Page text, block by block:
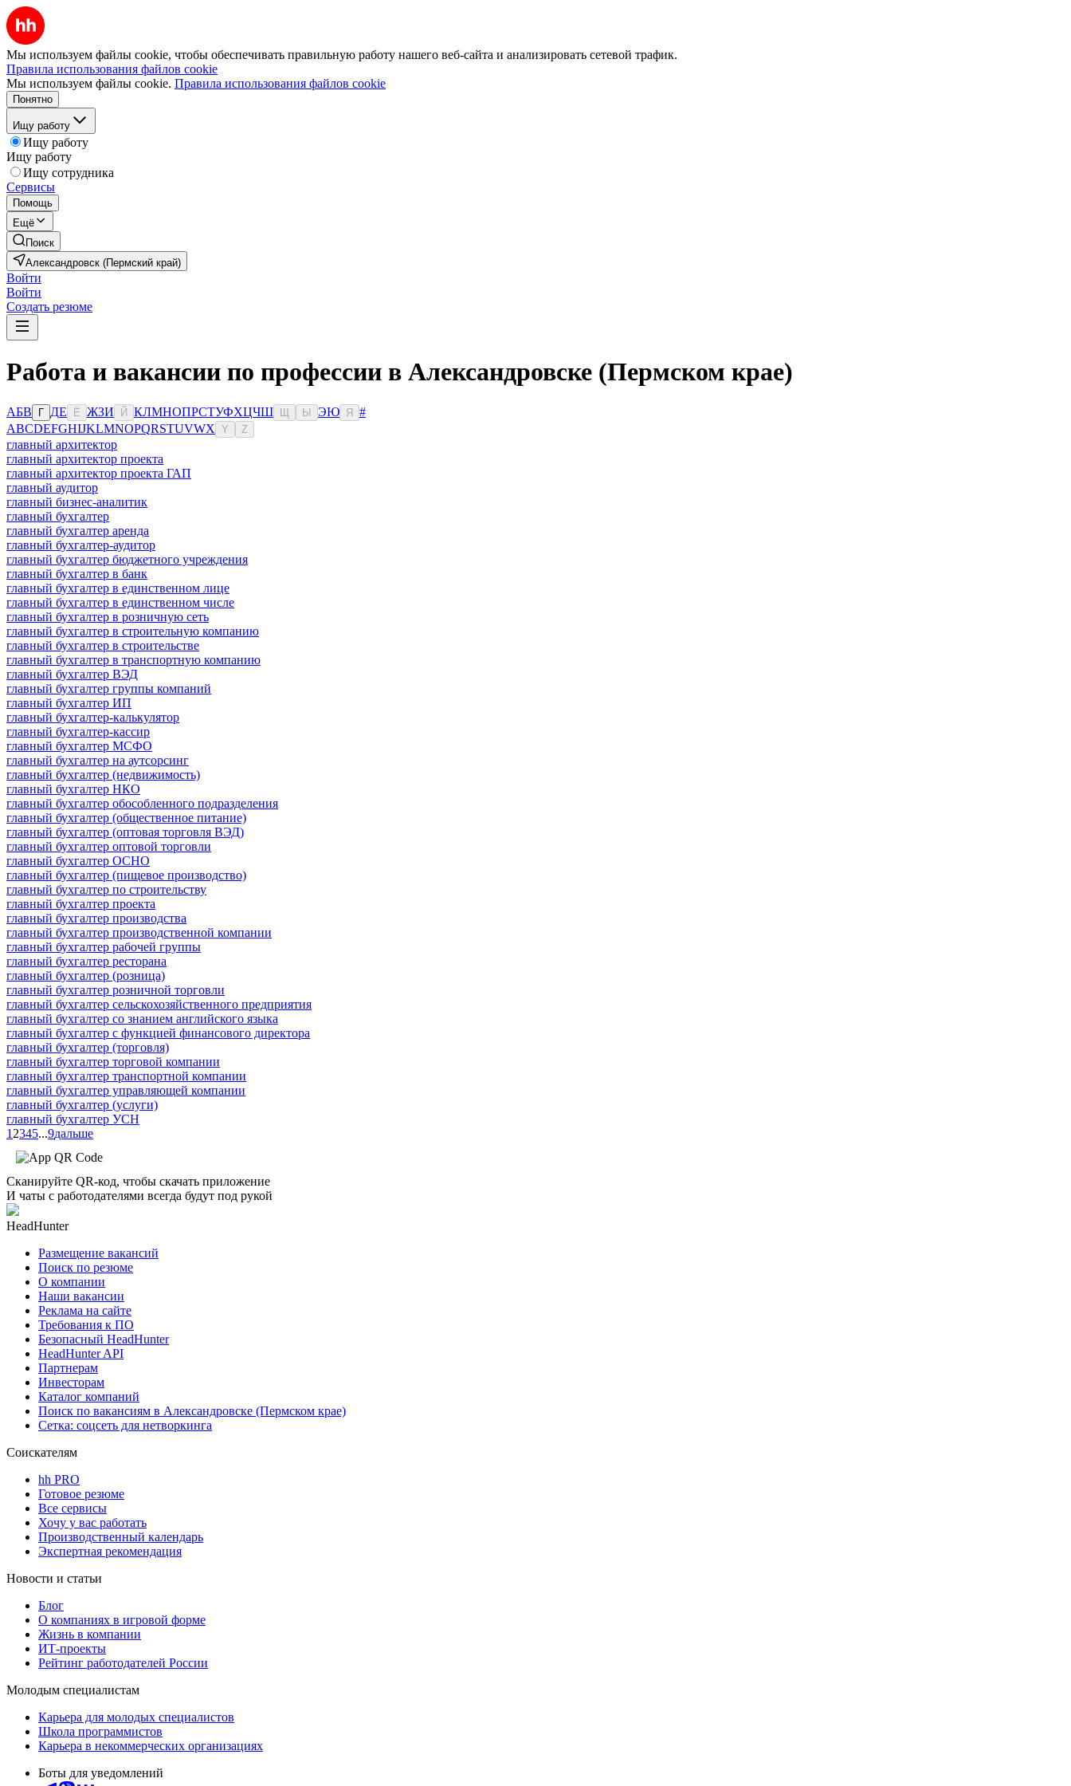
Мы используем файлы cookie, чтобы обеспечивать правильную работу нашего веб-сайта и анализировать сетевой трафик.
Правила использования файлов cookie
Мы используем файлы cookie. Правила использования файлов cookie
Понятно
Ищу работу
Ищу работу
Ищу работу
Ищу сотрудника
Сервисы
Помощь
Ещё
Поиск
Александровск (Пермский край)
Войти
Войти
Создать резюме
Работа и вакансии по профессии в Александровске (Пермском крае)
АБВ Г ДЕ Ё ЖЗИ Й КЛМНОПРСТУФХЦЧШ Ы ЭЮ Я
#
ABCDEFGHIJKLMNOPQRSTUVWX Y Z
главный архитектор
главный архитектор проекта
главный архитектор проекта ГАП
главный аудитор
главный бизнес-аналитик
главный бухгалтер
главный бухгалтер аренда
главный бухгалтер-аудитор
главный бухгалтер бюджетного учреждения
главный бухгалтер в банк
главный бухгалтер в единственном лице
главный бухгалтер в единственном числе
главный бухгалтер в розничную сеть
главный бухгалтер в строительную компанию
главный бухгалтер в строительстве
главный бухгалтер в транспортную компанию
главный бухгалтер ВЭД
главный бухгалтер группы компаний
главный бухгалтер ИП
главный бухгалтер-калькулятор
главный бухгалтер-кассир
главный бухгалтер МСФО
главный бухгалтер на аутсорсинг
главный бухгалтер (недвижимость)
главный бухгалтер НКО
главный бухгалтер обособленного подразделения
главный бухгалтер (общественное питание)
главный бухгалтер (оптовая торговля ВЭД)
главный бухгалтер оптовой торговли
главный бухгалтер ОСНО
главный бухгалтер (пищевое производство)
главный бухгалтер по строительству
главный бухгалтер проекта
главный бухгалтер производства
главный бухгалтер производственной компании
главный бухгалтер рабочей группы
главный бухгалтер ресторана
главный бухгалтер (розница)
главный бухгалтер розничной торговли
главный бухгалтер сельскохозяйственного предприятия
главный бухгалтер со знанием английского языка
главный бухгалтер с функцией финансового директора
главный бухгалтер (торговля)
главный бухгалтер торговой компании
главный бухгалтер транспортной компании
главный бухгалтер управляющей компании
главный бухгалтер (услуги)
главный бухгалтер УСН
1 2345...9дальше
Сканируйте QR-код, чтобы скачать приложение
И чаты с работодателями всегда будут под рукой
HeadHunter
Размещение вакансий
Поиск по резюме
О компании
Наши вакансии
Реклама на сайте
Требования к ПО
Безопасный HeadHunter
HeadHunter API
Партнерам
Инвесторам
Каталог компаний
Поиск по вакансиям в Александровске (Пермском крае)
Сетка: соцсеть для нетворкинга
Соискателям
hh PRO
Готовое резюме
Все сервисы
Хочу у вас работать
Производственный календарь
Экспертная рекомендация
Новости и статьи
Блог
О компаниях в игровой форме
Жизнь в компании
ИТ-проекты
Рейтинг работодателей России
Молодым специалистам
Карьера для молодых специалистов
Школа программистов
Карьера в некоммерческих организациях
Боты для уведомлений